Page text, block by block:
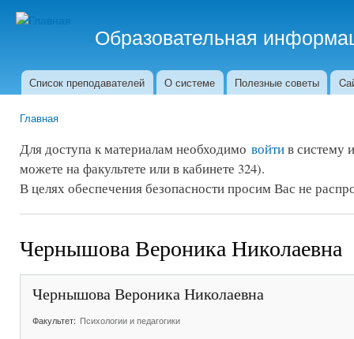
Образовательная
Главное меню
Список преподавателей О системе Полезные советы
Главная
Для доступа к материалам необходимо войтив систему
можете на факультете или в кабинете 324).
В целях обеспечения безопасности просим Вас не
Чернышова Вероника Николаевна
Чернышова Вероника Николаевна
Факультет: Психологии и педагогики